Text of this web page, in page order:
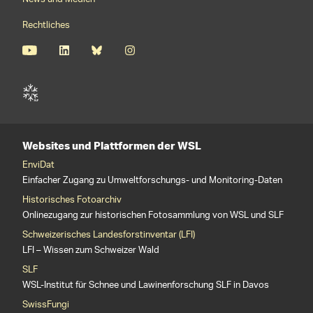
Rechtliches
Websites und Plattformen der WSL
EnviDat
Einfacher Zugang zu Umweltforschungs- und Monitoring-Daten
Historisches Fotoarchiv
Onlinezugang zur historischen Fotosammlung von WSL und SLF
Schweizerisches Landesforstinventar (LFI)
LFI – Wissen zum Schweizer Wald
SLF
WSL-Institut für Schnee und Lawinenforschung SLF in Davos
SwissFungi